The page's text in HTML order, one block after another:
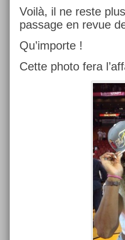
Voilà, il ne reste
pas­sage en revue
Qu’im­porte !
Cette photo fera